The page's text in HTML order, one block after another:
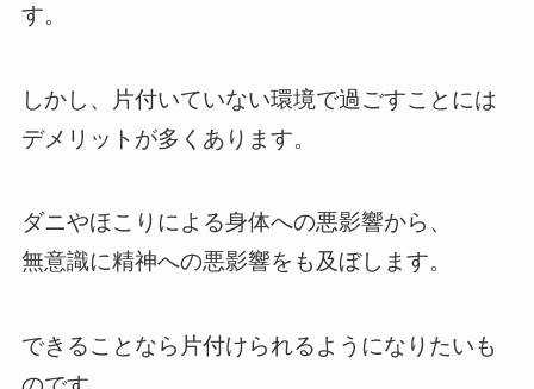
す。
しかし、片付いていない環境で過ごすことには
デメリットが多くあります。
ダニやほこりによる身体への悪影響から、
無意識に精神への悪影響をも及ぼします。
できることなら片付けられるようになりたいも